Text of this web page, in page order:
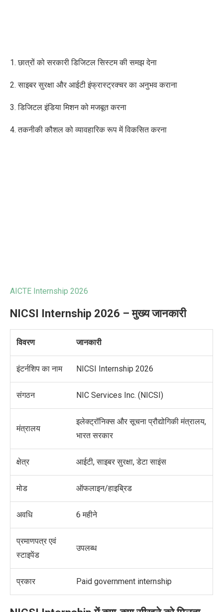
1. छात्रों को सरकारी डिजिटल सिस्टम की समझ देना
2. साइबर सुरक्षा और आईटी इंफ्रास्ट्रक्चर का अनुभव कराना
3. डिजिटल इंडिया मिशन को मजबूत करना
4. तकनीकी कौशल को व्यावहारिक रूप में विकसित करना
AICTE Internship 2026
NICSI Internship 2026 – मुख्य जानकारी
विवरण जानकारी
इंटर्नशिप का नाम NICSI Internship 2026
संगठन NIC Services Inc. (NICSI)
मंत्रालय
इलेक्ट्रॉनिक्स और सूचना प्रौद्योगिकी मंत्रालय,
भारत सरकार
क्षेत्र आईटी, साइबर सुरक्षा, डेटा साइंस
मोड ऑफलाइन/हाइब्रिड
अवधि 6 महीने
प्रमाणपत्रएवं
स्टाइपेंड
उपलब्ध
प्रकार Paid government internship